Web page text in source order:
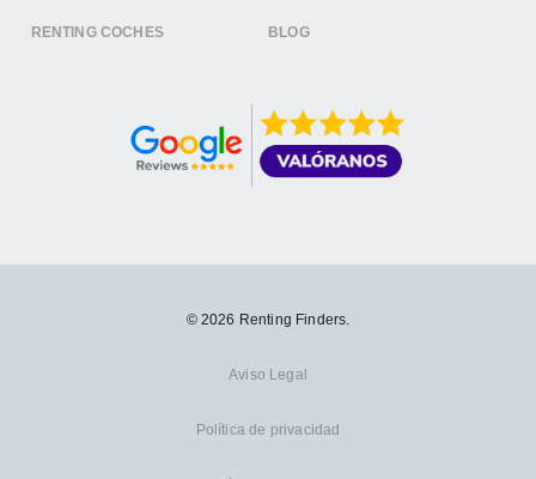
RENTING COCHES BLOG
© 2026 Renting Finders.
Aviso Legal
Política de privacidad